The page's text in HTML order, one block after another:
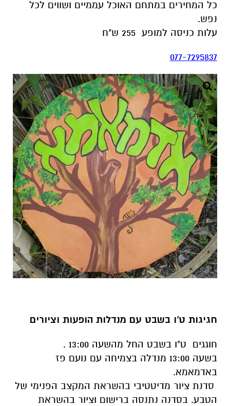
כל המחירים במתחם האוכל עממיים ושווים לכל
נפש.
עלות כניסה למופע 255 ש"ח
077-7295837
חגיגות ט'ו בשבט עם מנדלות הופעות וציורים
חוגגים ט"ו בשבט החל מהשעה 13:00 .
בשעה 13:00 מנדלה בצמיחה עם נועם פז
באדמאמא.
סדנת ציור מדיטטיבי בהשראת המקצב הפנימי של
הטבע. בסדנה נתנסה ברישום וציור בהשראת